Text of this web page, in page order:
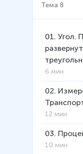
Тема 8
01. Угол.
6 мин
02.
12 мин
03.
10 мин